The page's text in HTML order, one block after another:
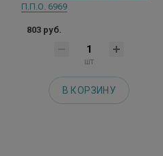
П.П.О. 6969
803 руб.
шт
В КОРЗИНУ